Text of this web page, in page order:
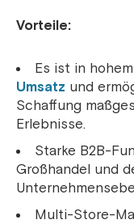
Vorteile:
Es ist in
Umsatz und
Schaffung
Erlebnisse.
Starke B2B-
Großhandel und
Multi-Store-